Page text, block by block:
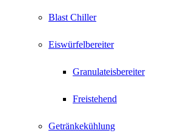
Blast Chiller
Eiswürfelbereiter
Granulateisbereiter
Freistehend
Getränkekühlung